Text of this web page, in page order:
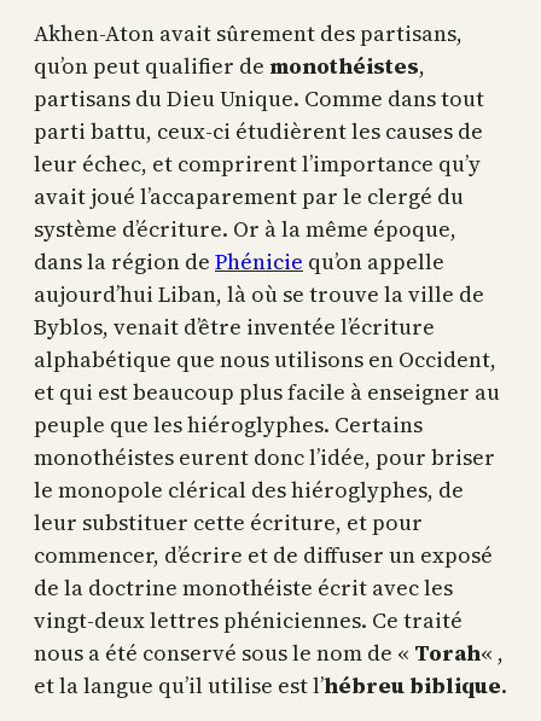
Akhen-Aton avait sûrement des partisans,
qu’on peut qualifier de monothéistes,
partisans du Dieu Unique. Comme dans tout
parti battu, ceux-ci étudièrent les causes de
leur échec, et comprirent l’importance qu’y
avait joué l’accaparement par le clergé du
système d’écriture. Or à la même époque,
dans la région de Phénicie qu’on appelle
aujourd’hui Liban, là où se trouve la ville de
Byblos, venait d’être inventée l’écriture
alphabétique que nous utilisons en Occident,
et qui est beaucoup plus facile à enseigner au
peuple que les hiéroglyphes. Certains
monothéistes eurent donc l’idée, pour briser
le monopole clérical des hiéroglyphes, de
leur substituer cette écriture, et pour
commencer, d’écrire et de diffuser un exposé
de la doctrine monothéiste écrit avec les
vingt-deux lettres phéniciennes. Ce traité
nous a été conservé sous le nom de « Torah« ,
et la langue qu’il utilise est l’hébreu biblique.